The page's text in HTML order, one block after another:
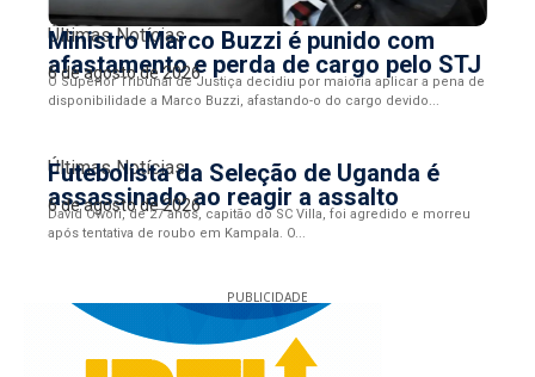
Últimas Notícias
Ministro Marco Buzzi é punido com
afastamento e perda de cargo pelo STJ
6 de agosto de 2026
O Superior Tribunal de Justiça decidiu por maioria aplicar a pena de
disponibilidade a Marco Buzzi, afastando-o do cargo devido...
Últimas Notícias
Futebolista da Seleção de Uganda é
assassinado ao reagir a assalto
6 de agosto de 2026
David Owori, de 27 anos, capitão do SC Villa, foi agredido e morreu
após tentativa de roubo em Kampala. O...
PUBLICIDADE